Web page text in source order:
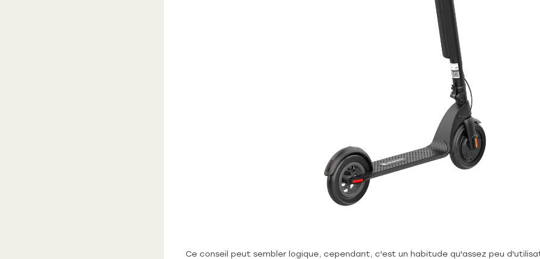
Ce conseil peut sembler logique, cependant, c'est un habitude qu'assez peu